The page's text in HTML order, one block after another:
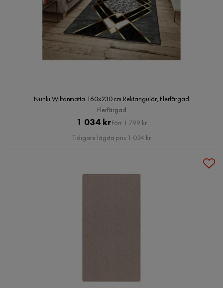
Nunki Wiltonmatta 160x230 cm Rektangulär, Flerfärgad
Flerfärgad
Pris
1 034 krOriginal
Pris
Förr 1 799 kr
Tidigare lägsta pris 1 034 kr